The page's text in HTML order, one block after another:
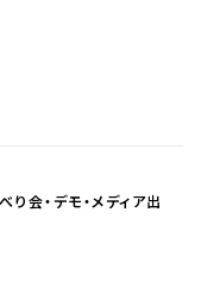
会・デモ・メディア出